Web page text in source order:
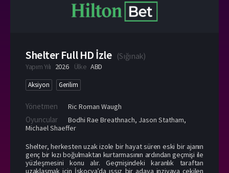
Shelter Full HD İzle (Sığınak)
Yapım Yılı 2026 Ülke ABD
Aksiyon Gerilim
Yönetmen Ric Roman Waugh
Oyuncular Bodhi Rae Breathnach, Jason Statham,
Michael Shaeffer
Shelter, herkesten uzak izole bir hayat süren eski bir ajanın
genç bir kızı boğulmaktan kurtarmasının ardından geçmişi ile
yüzleşmesini konu alır. Geçmişindeki karanlık taraftan
uzaklaşmak için İskoçya’da ıssız bir adaya inzivaya çekilen